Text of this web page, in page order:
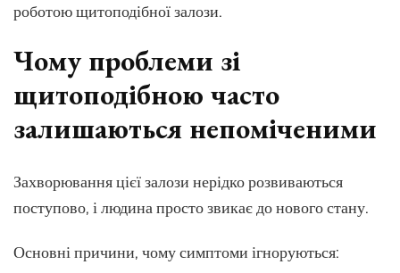
роботою щитоподібної залози.
Чому проблеми зі
щитоподібною часто
залишаються непоміченими
Захворювання цієї залози нерідко розвиваються
поступово, і людина просто звикає до нового стану.
Основні причини, чому симптоми ігноруються: